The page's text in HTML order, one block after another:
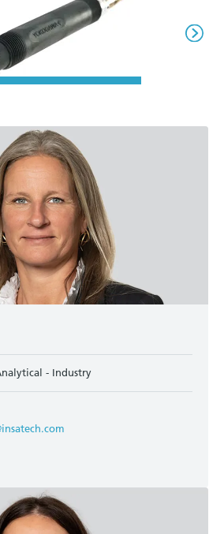
- Industry